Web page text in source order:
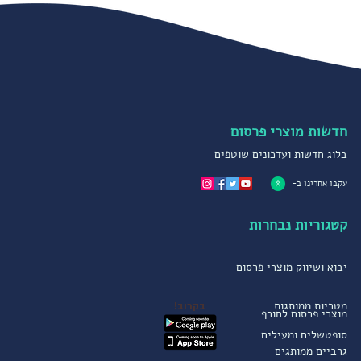
מוצרי פרסום לחורף בקרוב!
בלוג חדשות ועדכונים שוטפים
עקבו אחרינו ב-
קטגוריות נבחרות
יבוא ושיווק מוצרי פרסום
מטריות ממותגות
סופטשלים ומעילים
גרביים ממותגים
חדשות מוצרי פרסום